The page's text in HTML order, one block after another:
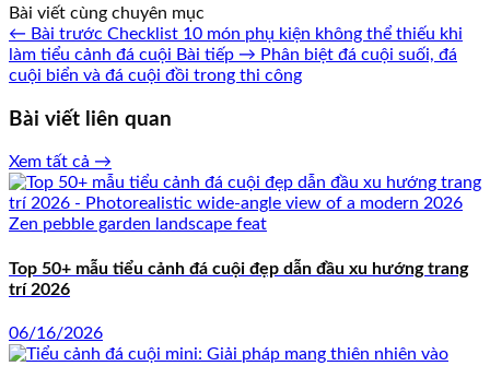
Bài viết cùng chuyên mục
← Bài trước Checklist 10 món phụ kiện không thể thiếu khi
làm tiểu cảnh đá cuội Bài tiếp → Phân biệt đá cuội suối, đá
cuội biển và đá cuội đồi trong thi công
Bài viết liên quan
Xem tất cả →
Top 50+ mẫu tiểu cảnh đá cuội đẹp dẫn đầu xu hướng trang
trí 2026
06/16/2026